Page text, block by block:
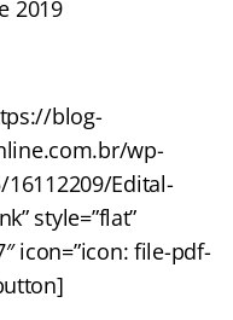
2019
blog-
wp-
Edital-
style=”flat”
icon=”icon: file-pdf-